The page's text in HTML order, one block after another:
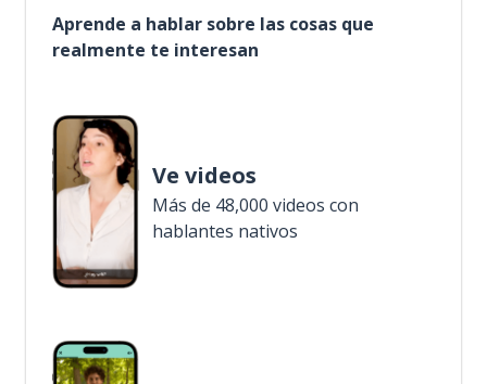
Aprende a hablar sobre las cosas que
realmente te interesan
Ve videos
Más de 48,000 videos con
hablantes nativos